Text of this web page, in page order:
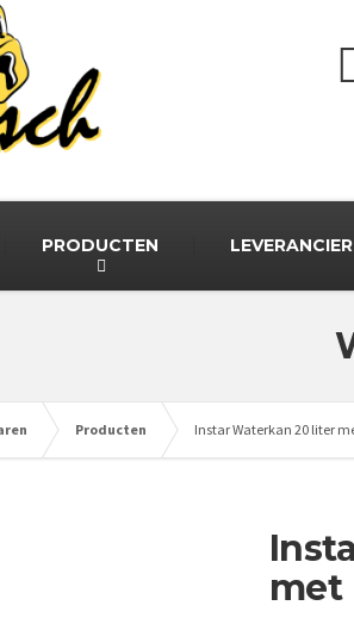
PRODUCTEN
Producten Instar Waterkan 20 liter
met